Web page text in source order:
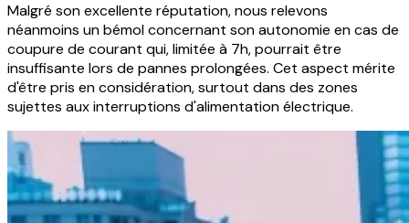
Malgré son excellente réputation, nous relevons
néanmoins un bémol concernant son autonomie en cas de
coupure de courant qui, limitée à 7h, pourrait être
insuffisante lors de pannes prolongées. Cet aspect mérite
d'être pris en considération, surtout dans des zones
sujettes aux interruptions d'alimentation électrique.